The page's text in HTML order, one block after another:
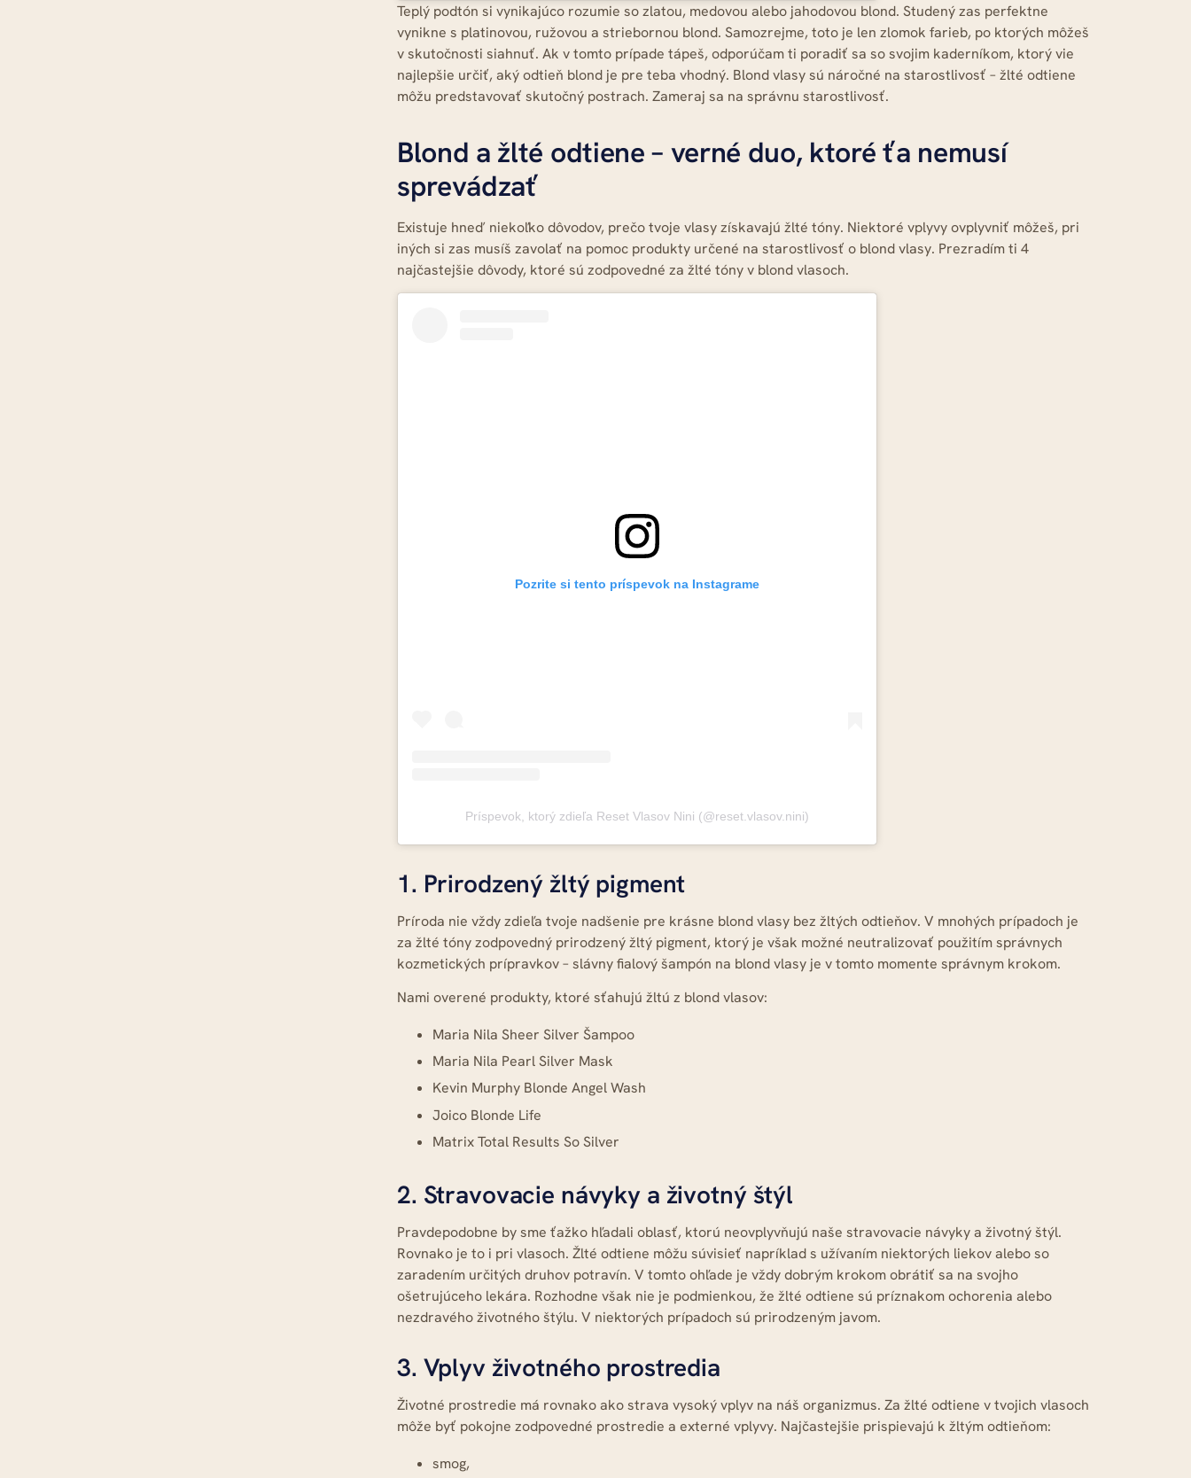
Teplý podtón si vynikajúco rozumie so zlatou, medovou alebo jahodovou blond. Studený zas perfektne
vynikne s platinovou, ružovou a striebornou blond. Samozrejme, toto je len zlomok farieb, po ktorých môžeš
v skutočnosti siahnuť. Ak v tomto prípade tápeš, odporúčam ti poradiť sa so svojim kaderníkom, ktorý vie
najlepšie určiť, aký odtieň blond je pre teba vhodný. Blond vlasy sú náročné na starostlivosť – žlté odtiene
môžu predstavovať skutočný postrach. Zameraj sa na správnu starostlivosť.
Blond a žlté odtiene – verné duo, ktoré ťa nemusí
sprevádzať
Existuje hneď niekoľko dôvodov, prečo tvoje vlasy získavajú žlté tóny. Niektoré vplyvy ovplyvniť môžeš, pri
iných si zas musíš zavolať na pomoc produkty určené na starostlivosť o blond vlasy. Prezradím ti 4
najčastejšie dôvody, ktoré sú zodpovedné za žlté tóny v blond vlasoch.
Pozrite si tento príspevok na Instagrame
Príspevok, ktorý zdieľa Reset Vlasov Nini (@reset.vlasov.nini)
1. Prirodzený žltý pigment
Príroda nie vždy zdieľa tvoje nadšenie pre krásne blond vlasy bez žltých odtieňov. V mnohých prípadoch je
za žlté tóny zodpovedný prirodzený žltý pigment, ktorý je však možné neutralizovať použitím správnych
kozmetických prípravkov – slávny fialový šampón na blond vlasy je v tomto momente správnym krokom.
Nami overené produkty, ktoré sťahujú žltú z blond vlasov:
Maria Nila Sheer Silver Šampoo
Maria Nila Pearl Silver Mask
Kevin Murphy Blonde Angel Wash
Joico Blonde Life
Matrix Total Results So Silver
2. Stravovacie návyky a životný štýl
Pravdepodobne by sme ťažko hľadali oblasť, ktorú neovplyvňujú naše stravovacie návyky a životný štýl.
Rovnako je to i pri vlasoch. Žlté odtiene môžu súvisieť napríklad s užívaním niektorých liekov alebo so
zaradením určitých druhov potravín. V tomto ohľade je vždy dobrým krokom obrátiť sa na svojho
ošetrujúceho lekára. Rozhodne však nie je podmienkou, že žlté odtiene sú príznakom ochorenia alebo
nezdravého životného štýlu. V niektorých prípadoch sú prirodzeným javom.
3. Vplyv životného prostredia
Životné prostredie má rovnako ako strava vysoký vplyv na náš organizmus. Za žlté odtiene v tvojich vlasoch
môže byť pokojne zodpovedné prostredie a externé vplyvy. Najčastejšie prispievajú k žltým odtieňom:
smog,